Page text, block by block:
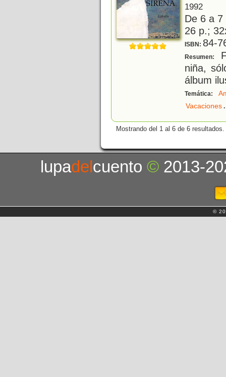
1992
De 6 a
26 p.;
ISBN: 84-
Resumen:
niña,
álbum
Temática:
Vacaciones.
Mostrando del 1 al 6 de 6 resultados.
lupadelcuento© 2013-
©